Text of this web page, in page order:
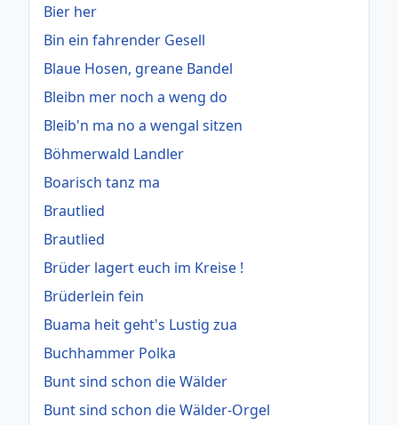
Bier her
Bin ein fahrender Gesell
Blaue Hosen, greane Bandel
Bleibn mer noch a weng do
Bleib'n ma no a wengal sitzen
Böhmerwald Landler
Boarisch tanz ma
Brautlied
Brautlied
Brüder lagert euch im Kreise !
Brüderlein fein
Buama heit geht's Lustig zua
Buchhammer Polka
Bunt sind schon die Wälder
Bunt sind schon die Wälder-Orgel